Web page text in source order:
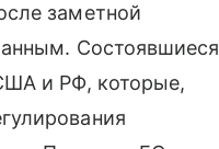
заметной
Состоявшиеся
и РФ, которые,